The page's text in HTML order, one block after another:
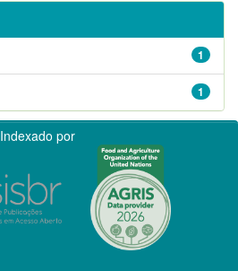
1
1
Indexado por